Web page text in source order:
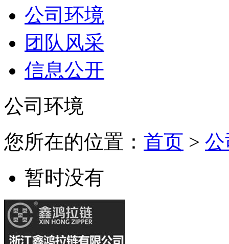
公司环境
团队风采
信息公开
公司环境
您所在的位置： 首页 >
暂时没有